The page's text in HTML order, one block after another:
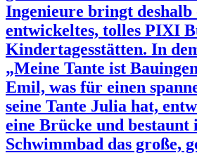
Ingenieure bringt deshalb
entwickeltes, tolles PIXI
Kindertagesstätten. In
„Meine Tante ist
Emil, was für einen
seine Tante Julia hat,
eine Brücke und bestaunt
Schwimmbad das große,